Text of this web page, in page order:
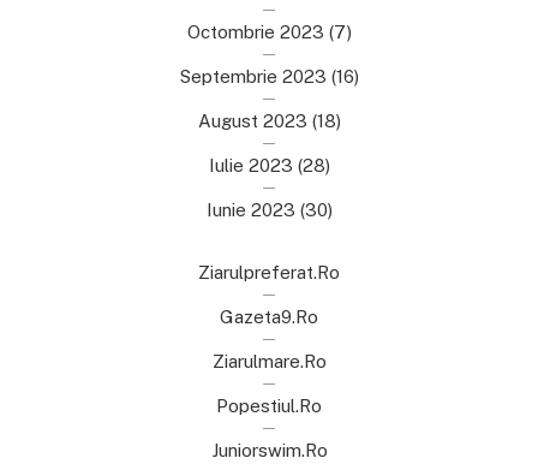
Octombrie 2023 (7)
Septembrie 2023 (16)
August 2023 (18)
Iulie 2023 (28)
Iunie 2023 (30)
Ziarulpreferat.ro
Gazeta9.ro
Ziarulmare.ro
Popestiul.ro
Juniorswim.ro